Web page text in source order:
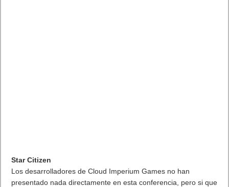
Star Citizen
Los desarrolladores de Cloud Imperium Games no han
presentado nada directamente en esta conferencia, pero si que